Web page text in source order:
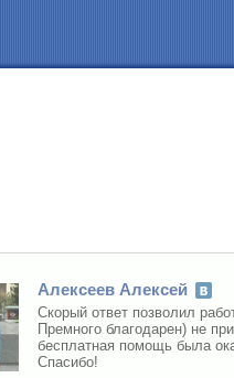
Алексеев Алексей
Скорый ответ позволил работать
Премного благодарен) не
бесплатная помощь была
Спасибо!